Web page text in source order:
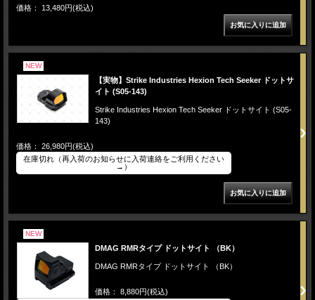
価格： 13,480円(税込)
NEW
【実物】Strike Industries Hexion Tech Seeker ドットサ
イト (S05-143)
Strike Industries Hexion Tech Seeker ドットサイト (S05-
143)
価格： 26,980円(税込)
在庫切れ（再入荷のお知らせに入荷連絡をご利用ください
→）
NEW
DMAG RMRタイプ ドットサイト （BK）
DMAG RMRタイプ ドットサイト （BK）
価格： 8,880円(税込)